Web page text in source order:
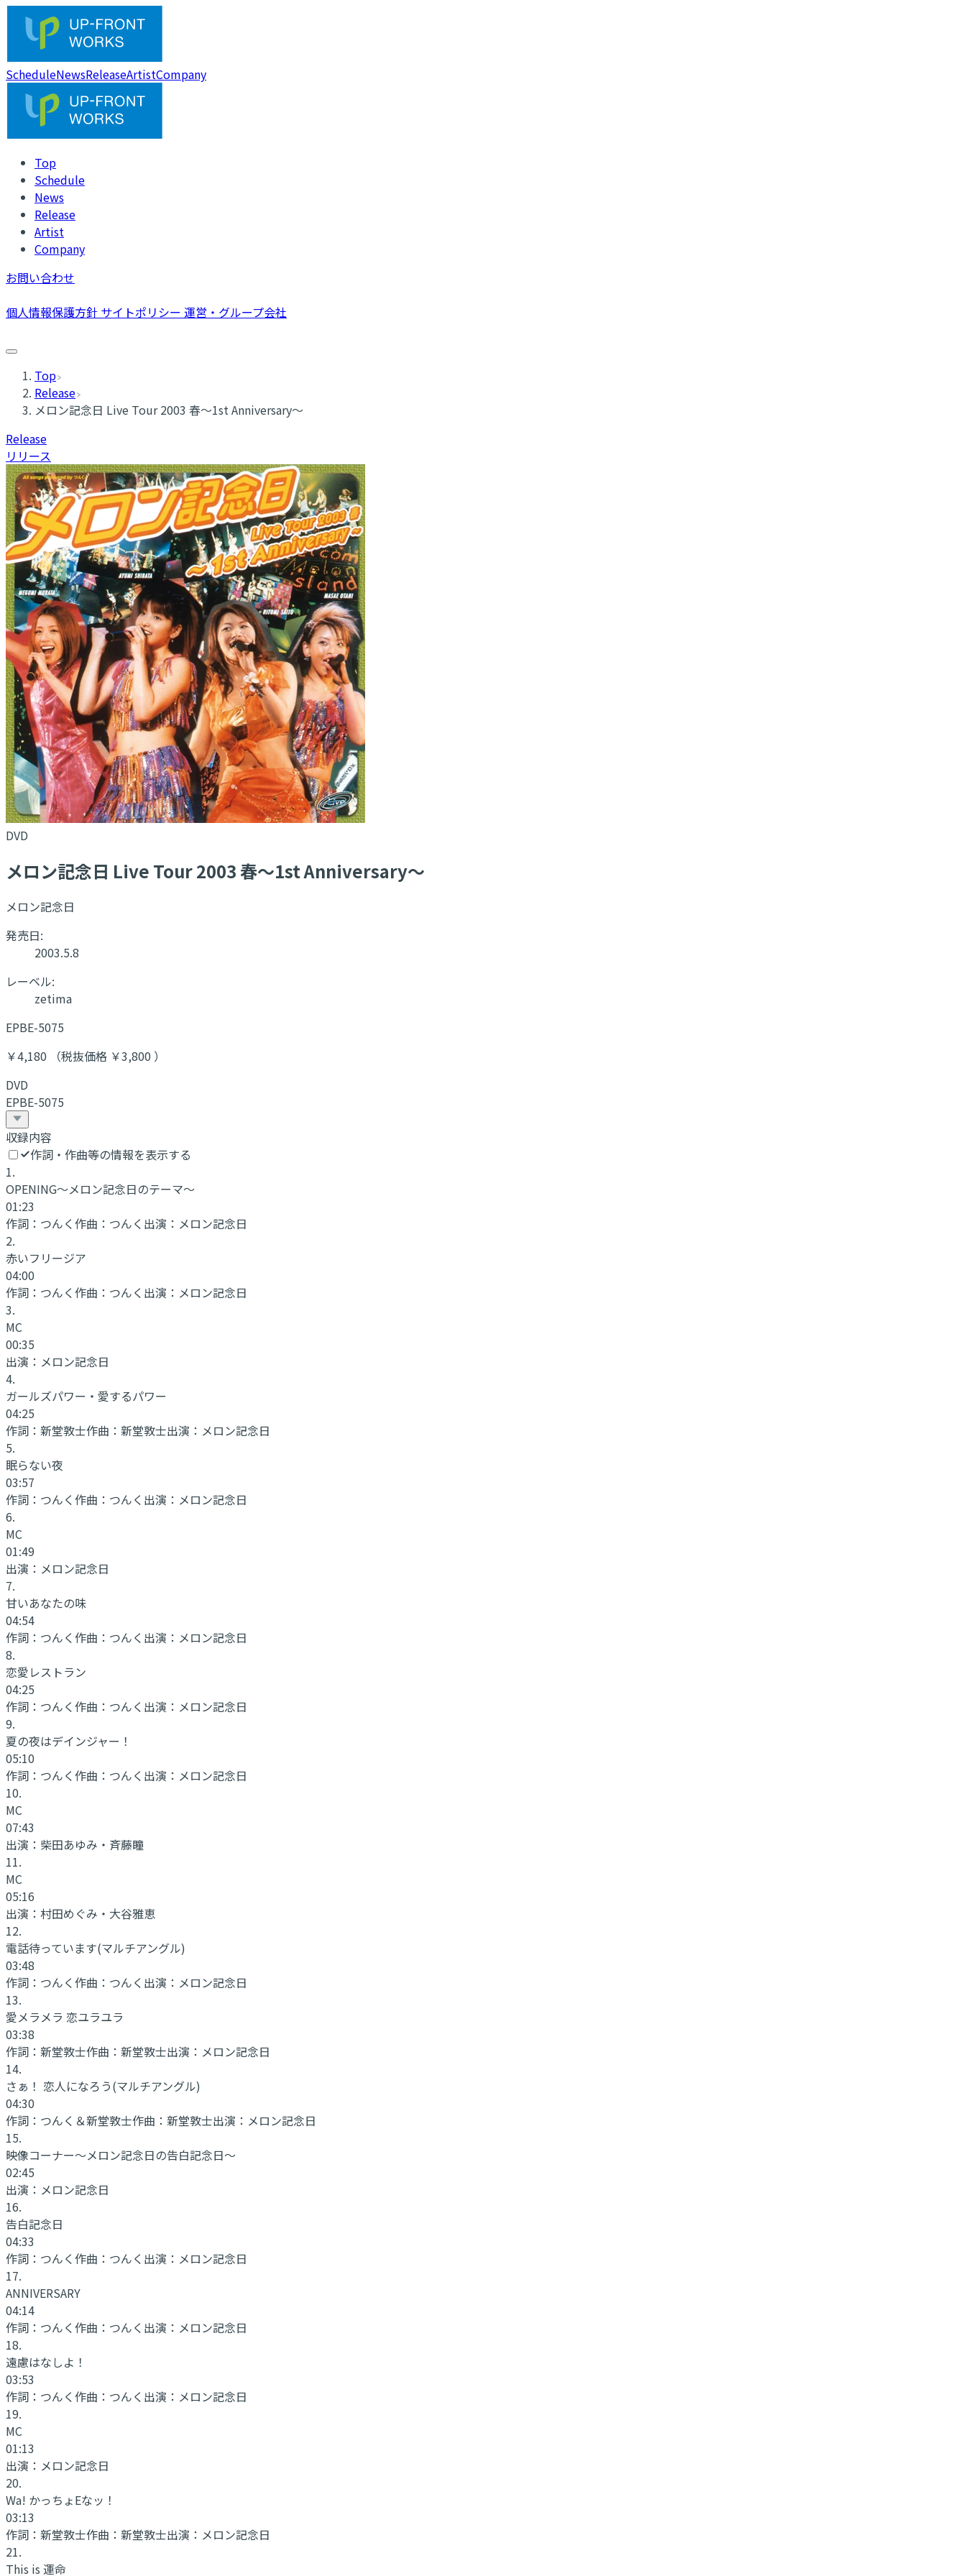
ScheduleNewsReleaseArtistCompany
Top
Schedule
News
Release
Artist
Company
お問い合わせ
個人情報保護方針 サイトポリシー 運営・グループ会社
Top
Release
メロン記念日 Live Tour 2003 春〜1st Anniversary〜
Release
リリース
DVD
メロン記念日 Live Tour 2003 春〜1st Anniversary〜
メロン記念日
発売日:
2003.5.8
レーベル:
zetima
EPBE-5075
￥4,180 （税抜価格 ￥3,800 ）
DVD
EPBE-5075
収録内容
作詞・作曲等の情報を表示する
1.
OPENING〜メロン記念日のテーマ〜
01:23
作詞： つんく作曲： つんく 出演： メロン記念日
2.
赤いフリージア
04:00
作詞： つんく作曲： つんく 出演： メロン記念日
3.
MC
00:35
出演： メロン記念日
4.
ガールズパワー・愛するパワー
04:25
作詞： 新堂敦士作曲： 新堂敦士出演： メロン記念日
5.
眠らない夜
03:57
作詞： つんく作曲： つんく 出演： メロン記念日
6.
MC
01:49
出演： メロン記念日
7.
甘いあなたの味
04:54
作詞： つんく作曲： つんく 出演： メロン記念日
8.
恋愛レストラン
04:25
作詞： つんく作曲： つんく 出演： メロン記念日
9.
夏の夜はデインジャー！
05:10
作詞： つんく作曲： つんく 出演： メロン記念日
10.
MC
07:43
出演： 柴田あゆみ・斉藤瞳
11.
MC
05:16
出演： 村田めぐみ・大谷雅恵
12.
電話待っています(マルチアングル)
03:48
作詞： つんく作曲： つんく 出演： メロン記念日
13.
愛メラメラ 恋ユラユラ
03:38
作詞： 新堂敦士作曲： 新堂敦士出演： メロン記念日
14.
さぁ！ 恋人になろう(マルチアングル)
04:30
作詞： つんく＆新堂敦士作曲： 新堂敦士出演： メロン記念日
15.
映像コーナー〜メロン記念日の告白記念日〜
02:45
出演： メロン記念日
16.
告白記念日
04:33
作詞： つんく作曲： つんく 出演： メロン記念日
17.
ANNIVERSARY
04:14
作詞： つんく作曲： つんく 出演： メロン記念日
18.
遠慮はなしよ！
03:53
作詞： つんく作曲： つんく 出演： メロン記念日
19.
MC
01:13
出演： メロン記念日
20.
Wa! かっちょEなッ！
03:13
作詞： 新堂敦士作曲： 新堂敦士出演： メロン記念日
21.
This is 運命